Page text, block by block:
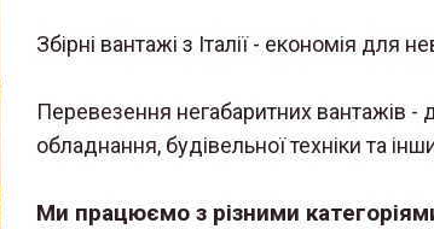
Збірні вантажі з Італії - економія для
Перевезення негабаритних вантажів -
обладнання, будівельної техніки та
Ми працюємо з різними